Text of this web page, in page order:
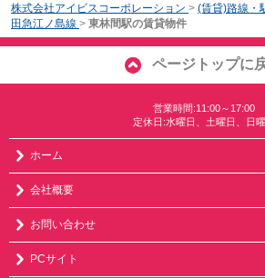
株式会社アイビスコーポレーション > (賃貸)路線・
田急江ノ島線 > 東林間駅の賃貸物件
ページトップに
営業時間:11:00～17:00
定休日:水曜日、土曜日、日
ホーム
会社概要
お問い合わせ
PCサイト